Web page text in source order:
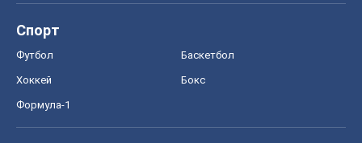
Спорт
Футбол Баскетбол
Хоккей Бокс
Формула-1